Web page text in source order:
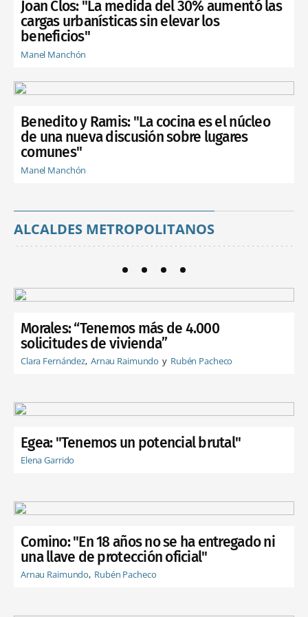
Joan Clos: "La medida del 30% aumentó las
cargas urbanísticas sin elevar los
beneficios"
Manel Manchón
Benedito y Ramis: "La cocina es el núcleo
de una nueva discusión sobre lugares
comunes"
Manel Manchón
ALCALDES METROPOLITANOS
Morales: “Tenemos más de 4.000
solicitudes de vivienda”
Clara Fernández Arnau Raimundo Rubén Pacheco
Egea: "Tenemos un potencial brutal"
Elena Garrido
Comino: "En 18 años no se ha entregado ni
una llave de protección oficial"
Arnau Raimundo Rubén Pacheco